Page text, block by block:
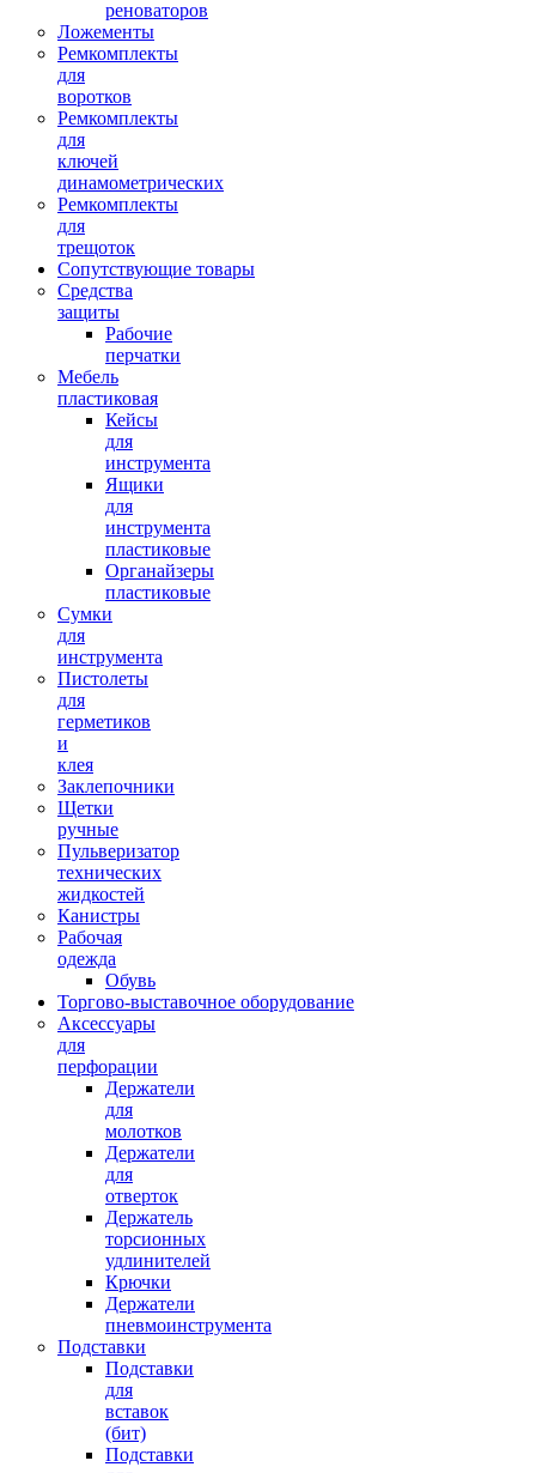
реноваторов
Ложементы
Ремкомплекты
для
воротков
Ремкомплекты
для
ключей
динамометрических
Ремкомплекты
для
трещоток
Сопутствующие товары
Средства
защиты
Рабочие
перчатки
Мебель
пластиковая
Кейсы
для
инструмента
Ящики
для
инструмента
пластиковые
Органайзеры
пластиковые
Сумки
для
инструмента
Пистолеты
для
герметиков
и
клея
Заклепочники
Щетки
ручные
Пульверизатор
технических
жидкостей
Канистры
Рабочая
одежда
Обувь
Торгово-выставочное оборудование
Аксессуары
для
перфорации
Держатели
для
молотков
Держатели
для
отверток
Держатель
торсионных
удлинителей
Крючки
Держатели
пневмоинструмента
Подставки
Подставки
для
вставок
(бит)
Подставки